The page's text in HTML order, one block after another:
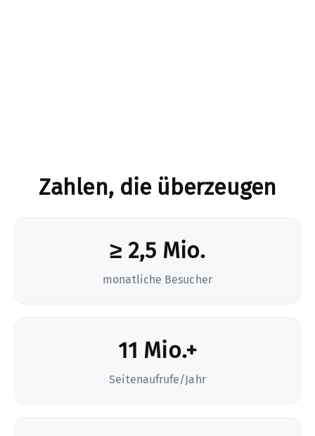
Zahlen, die überzeugen
≥ 2,5 Mio.
monatliche Besucher
11 Mio.+
Seitenaufrufe/Jahr